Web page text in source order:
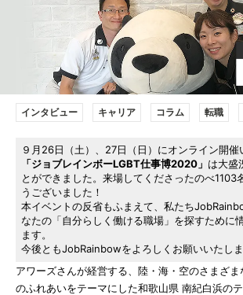
インタビュー キャリア コラム 転職
９月26日（土）、27日（日）にオンライン開催
「ジョブレインボーLGBT仕事博2020」 は大盛
とができました。来場してくださったのべ1103
うございました！
本イベントの反省もふまえて、私たち
なたの「自分らしく働ける職場」を探すために
ます。
今後ともJobRainbowをよろしくお願いいたしま
アワーズさんが経営する、陸・海・空のさまざま
のふれあいをテーマにした和歌山県 南紀白浜の